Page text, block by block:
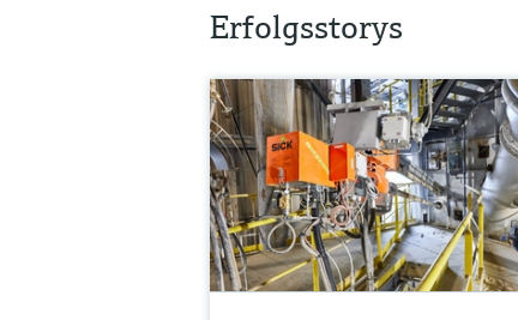
Erfolgsstorys